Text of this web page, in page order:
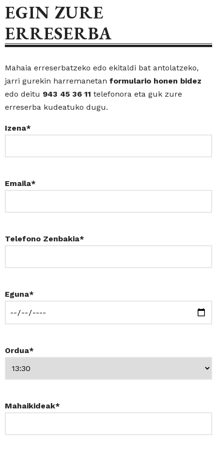
EGIN ZURE
ERRESERBA
Mahaia erreserbatzeko edo ekitaldi bat antolatzeko,
jarri gurekin harremanetan formulario honen bidez
edo deitu 943 45 36 11 telefonora eta guk zure
erreserba kudeatuko dugu.
Izena*
Emaila*
Telefono Zenbakia*
Eguna*
Ordua*
Mahaikideak*